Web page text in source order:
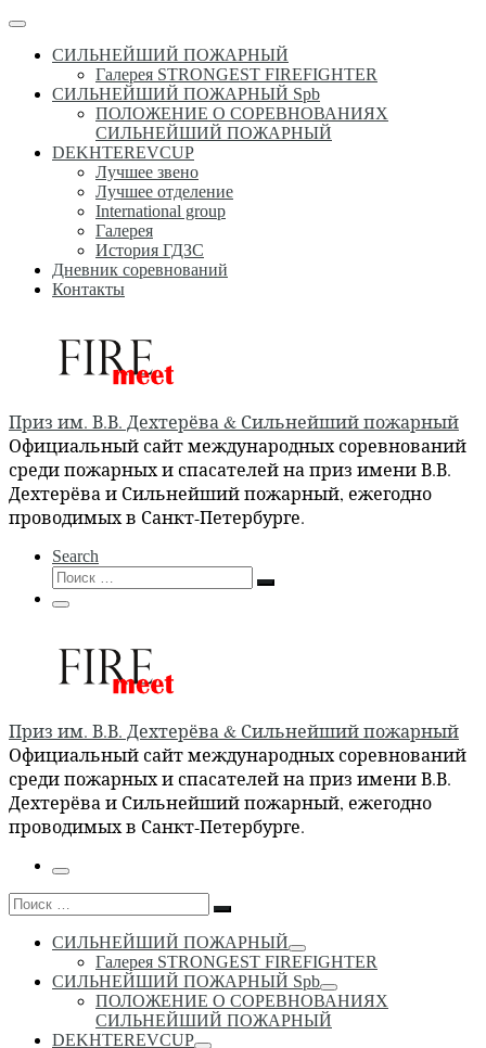
Перейти
содержимому
Меню
СИЛЬНЕЙШИЙ ПОЖАРНЫЙ
Галерея STRONGEST FIREFIGHTER
СИЛЬНЕЙШИЙ ПОЖАРНЫЙ Spb
ПОЛОЖЕНИЕ О СОРЕВНОВАНИЯХ
СИЛЬНЕЙШИЙ ПОЖАРНЫЙ
DEKHTEREVCUP
Лучшее звено
Лучшее отделение
International group
Галерея
История ГДЗС
Дневник соревнований
Контакты
Приз им. В.В. Дехтерёва & Сильнейший пожарный
Официальный сайт международных соревнований
среди пожарных и спасателей на приз имени В.В.
Дехтерёва и Сильнейший пожарный, ежегодно
проводимых в Санкт-Петербурге.
Search
Поиск
Поиск
Меню
Приз им. В.В. Дехтерёва & Сильнейший пожарный
Официальный сайт международных соревнований
среди пожарных и спасателей на приз имени В.В.
Дехтерёва и Сильнейший пожарный, ежегодно
проводимых в Санкт-Петербурге.
Меню
Поиск
Поиск
…
СИЛЬНЕЙШИЙ ПОЖАРНЫЙ
Галерея STRONGEST FIREFIGHTER
СИЛЬНЕЙШИЙ ПОЖАРНЫЙ Spb
ПОЛОЖЕНИЕ О СОРЕВНОВАНИЯХ
СИЛЬНЕЙШИЙ ПОЖАРНЫЙ
DEKHTEREVCUP